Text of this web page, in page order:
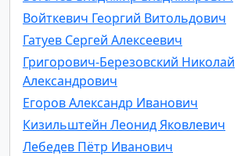
Войткевич Георгий Витольдович
Гатуев Сергей Алексеевич
Григорович-Березовский Николай
Александрович
Егоров Александр Иванович
Кизильштейн Леонид Яковлевич
Лебедев Пётр Иванович